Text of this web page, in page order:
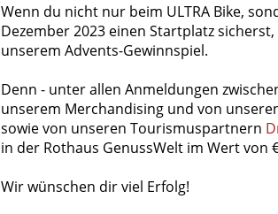
Wenn du nicht nur beim ULTRA Bike,
Dezember 2023 einen Startplatz
unserem Advents-Gewinnspiel.
Denn - unter allen Anmeldungen
unserem Merchandising und von
sowie von unseren Tourismuspartnern
in der Rothaus GenussWelt im Wert von
Wir wünschen dir viel Erfolg!